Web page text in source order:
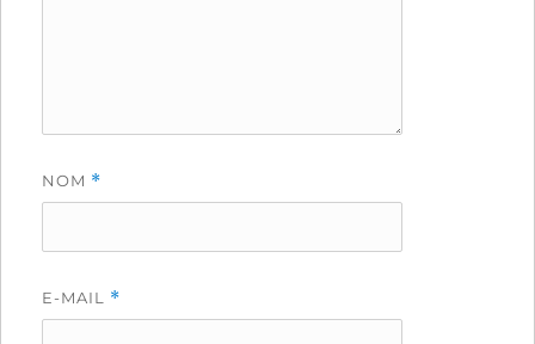
NOM *
E-MAIL *